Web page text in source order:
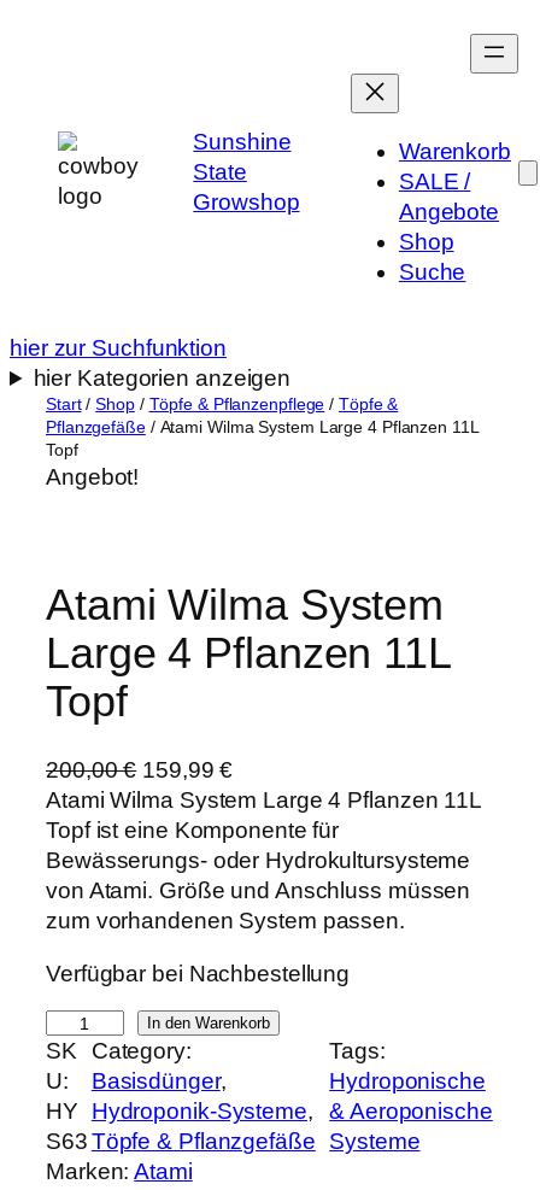
Sunshine
State
Growshop
Warenkorb
SALE /
Angebote
Shop
Suche
hier zur Suchfunktion
hier Kategorien anzeigen
Start/Shop/ Töpfe & Pflanzenpflege /Töpfe &
Pflanzgefäße/ Atami Wilma System Large 4 Pflanzen 11L
Topf
Angebot!
Atami Wilma System
Large 4 Pflanzen 11L
Topf
200,00€ U
r
s
p
r
ü
g
l
i
c
h
e
r
159,99€A
k
t
u
e
l
e
r
P
e
i
s
Atami Wilma System Large 4 Pflanzen 11L
Topf ist eine Komponente für
Bewässerungs- oder Hydrokultursysteme
von Atami. Größe und Anschluss müssen
zum vorhandenen System passen.
Verfügbar bei Nachbestellung
t
a
m
i
W
In den Warenkorb
SK
U:
HY
S63
Category:
Basisdünger
Hydroponik-Systeme
Töpfe & Pflanzgefäße
Tags:
Hydroponische
& Aeroponische
Systeme
Marken:Atami